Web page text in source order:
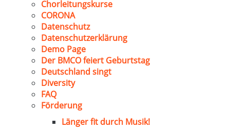
Chorleitungskurse
CORONA
Datenschutz
Datenschutzerklärung
Demo Page
Der BMCO feiert Geburtstag
Deutschland singt
Diversity
FAQ
Förderung
Länger fit durch Musik!